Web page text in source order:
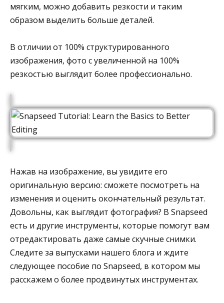
мягким, можно добавить резкости и таким
образом выделить больше деталей.
В отличии от 100% структурированного
изображения, фото с увеличенной на 100%
резкостью выглядит более профессионально.
Нажав на изображение, вы увидите его
оригинальную версию: сможете посмотреть на
изменения и оценить окончательный результат.
Довольны, как выглядит фотография? В Snapseed
есть и другие инструменты, которые помогут вам
отредактировать даже самые скучные снимки.
Следите за выпусками нашего блога и ждите
следующее пособие по Snapseed, в котором мы
расскажем о более продвинутых инструментах.